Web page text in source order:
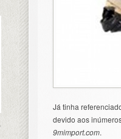
Já tinha
devido aos
9mimport.com.